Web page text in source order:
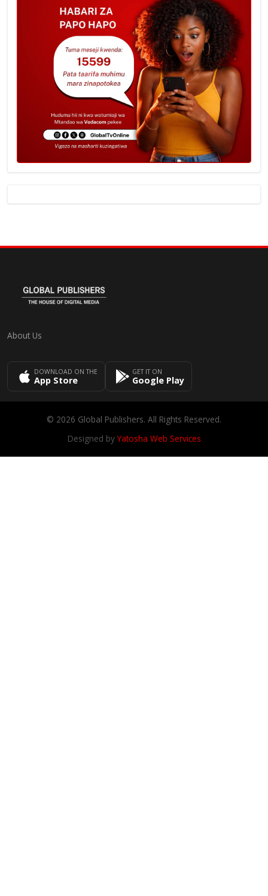
About Us
DOWNLOAD ON THE
App Store
GET IT ON
Google Play
© 2026 Global Publishers. All Rights Reserved.
Designed byYatosha Web Services